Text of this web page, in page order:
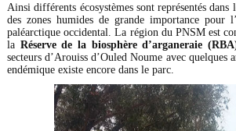
Ainsi différents écosystèmes sont représentés
des zones humides de grande importance pour
paléarctique occidental. La région du PNSM est
la Réserve de la biosphère d’arganeraie
secteurs d’Arouiss d’Ouled Noume avec quelques
endémique existe encore dans le parc.